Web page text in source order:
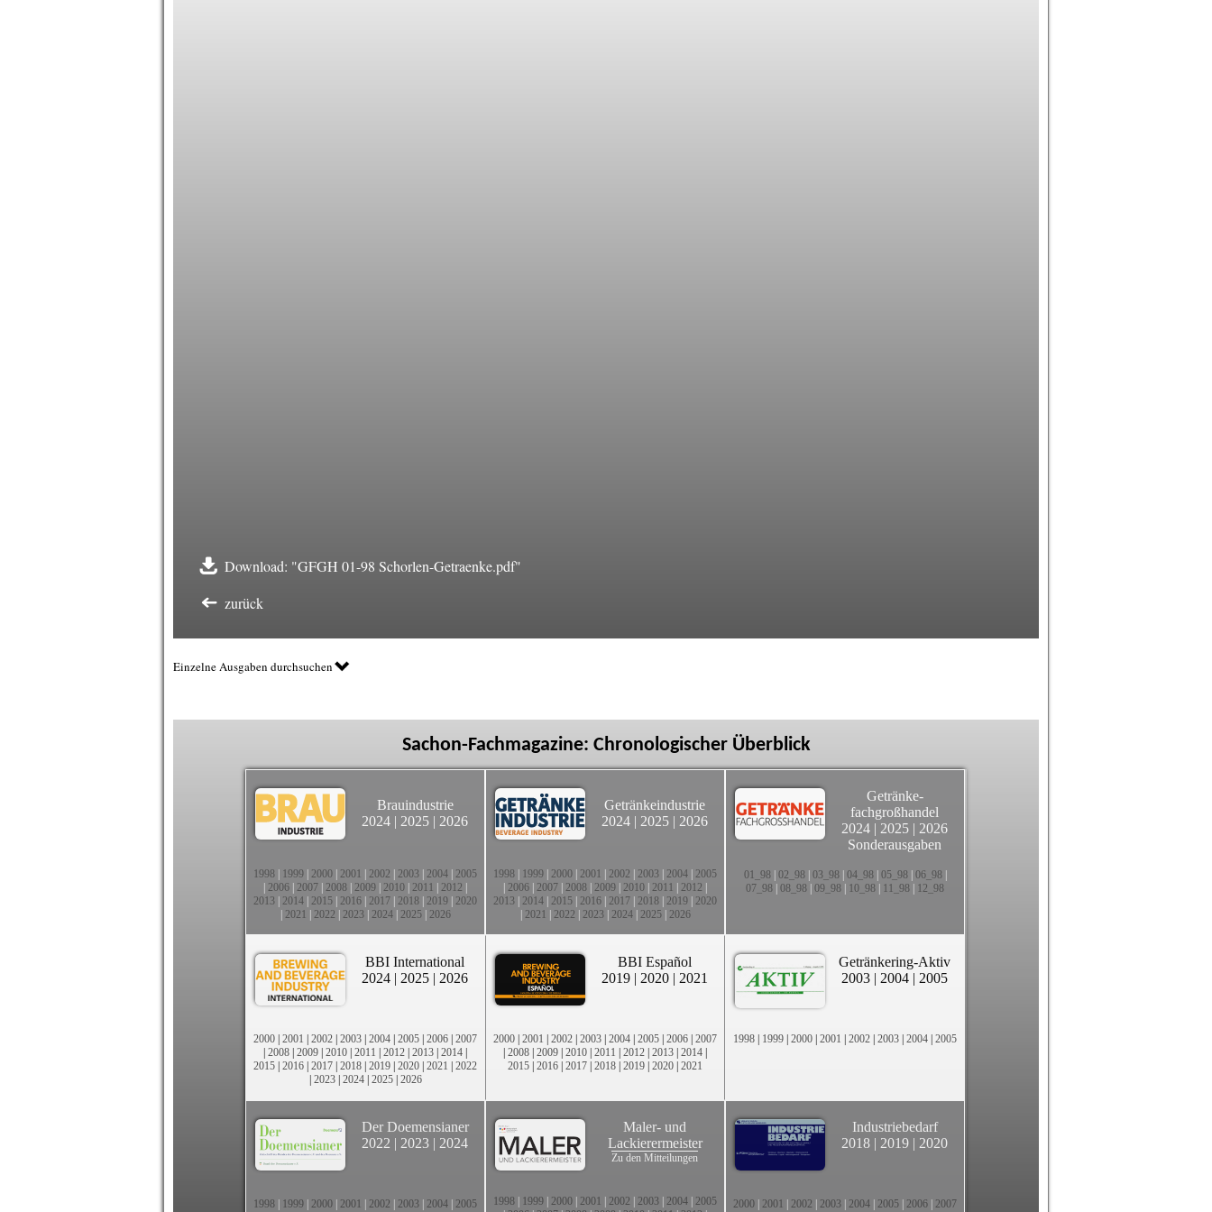
Download: "GFGH 01-98 Schorlen-Getraenke.pdf"
zurück
Einzelne Ausgaben durchsuchen
Sachon-Fachmagazine: Chronologischer Überblick
Brauindustrie
2024 | 2025 | 2026
1998 1999 2000 2001 2002 2003 2004 2005
2006 2007 2008 2009 2010 2011 2012
2013 2014 2015 2016 2017 2018 2019 2020
2021 2022 2023| 2024| 2025| 2026
Getränkeindustrie
2024 | 2025 | 2026
1998 1999 2000 2001 2002 2003 2004 2005
2006 2007 2008 2009 2010 2011 2012
2013 2014 2015 2016 2017 2018 2019 2020
2021 2022 2023| 2024| 2025| 2026
Getränke-
fachgroßhandel
2024 | 2025 | 2026
Sonderausgaben
01_98| 02_98| 03_98| 04_98| 05_98| 06_98|
07_98 08_98 09_98 10_98 11_98 12_98
BBI International
2024 | 2025 | 2026
2000 | 2001 | 2002 | 2003 | 2004 | 2005 | 2006 | 2007
| 2008 | 2009 | 2010 | 2011 | 2012 | 2013 | 2014 |
2015 | 2016 | 2017 | 2018 | 2019 | 2020 | 2021 | 2022
| 2023| 2024| 2025| 2026
BBI Español
2019 | 2020 | 2021
2000 | 2001 | 2002 | 2003 | 2004 | 2005 | 2006 | 2007
| 2008 | 2009 | 2010 | 2011 | 2012 | 2013 | 2014 |
2015 | 2016 | 2017 | 2018 | 2019 | 2020 | 2021
Getränkering-Aktiv
2003 | 2004 | 2005
1998 | 1999 | 2000 | 2001 | 2002 | 2003 | 2004 | 2005
Der Doemensianer
2022 | 2023 | 2024
1998 1999 2000 2001 2002 2003 2004 2005
Maler- und
Lackierermeister
Zu den Mitteilungen
1998 1999 2000 2001 2002 2003 2004 2005
Industriebedarf
2018 | 2019 | 2020
2000 2001 2002 2003 2004 2005 2006 2007